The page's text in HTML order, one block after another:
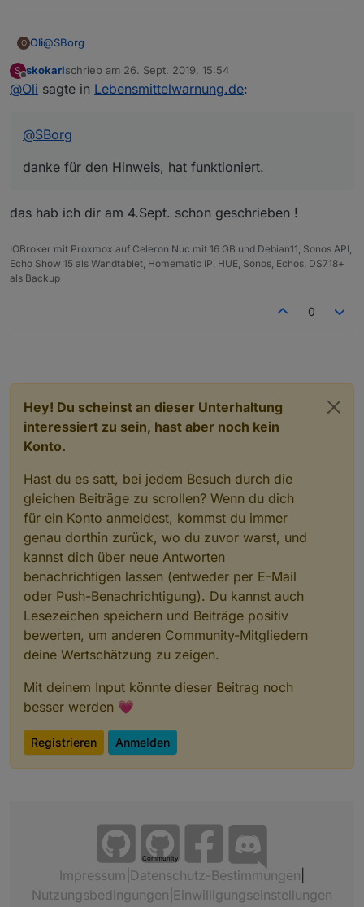
O Oli@SBorg
danke für den Hinweis, hat funktioniert.
S
Offline
skokarlschrieb am 26. Sept. 2019, 15:54
zuletzt editiert von
@Oli sagte in Lebensmittelwarnung.de:
@SBorg
danke für den Hinweis, hat funktioniert.
das hab ich dir am 4.Sept. schon geschrieben !
IOBroker mit Proxmox auf Celeron Nuc mit 16 GB und Debian11, Sonos API,
Echo Show 15 als Wandtablet, Homematic IP, HUE, Sonos, Echos, DS718+
als Backup
0
Hey! Du scheinst an dieser Unterhaltung
interessiert zu sein, hast aber noch kein
Konto.
Hast du es satt, bei jedem Besuch durch die
gleichen Beiträge zu scrollen? Wenn du dich
für ein Konto anmeldest, kommst du immer
genau dorthin zurück, wo du zuvor warst, und
kannst dich über neue Antworten
benachrichtigen lassen (entweder per E-Mail
oder Push-Benachrichtigung). Du kannst auch
Lesezeichen speichern und Beiträge positiv
bewerten, um anderen Community-Mitgliedern
deine Wertschätzung zu zeigen.
Mit deinem Input könnte dieser Beitrag noch
besser werden 💗
Registrieren Anmelden
Community
Impressum Datenschutz-Bestimmungen
Nutzungsbedingungen Einwilligungseinstellungen